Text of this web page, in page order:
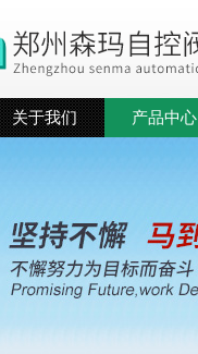
关于我们 产品中心